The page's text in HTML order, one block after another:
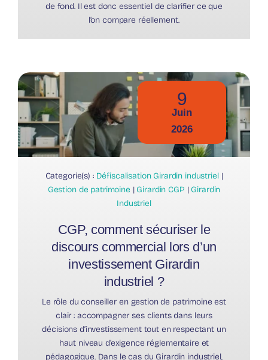
de fond. Il est donc essentiel de clarifier ce que
l’on compare réellement.
9
Juin
2026
Categorie(s) : Défiscalisation Girardin industriel|
Gestion de patrimoine | Girardin CGP | Girardin
Industriel
CGP, comment sécuriser le
discours commercial lors d’un
investissement Girardin
industriel ?
Le rôle du conseiller en gestion de patrimoine est
clair : accompagner ses clients dans leurs
décisions d’investissement tout en respectant un
haut niveau d’exigence réglementaire et
pédagogique. Dans le cas du Girardin industriel,